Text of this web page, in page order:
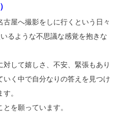
屋へ撮影をしに行くという日々
るような不思議な感覚を抱きな
して嬉しさ、不安、緊張もあり
いく中で自分なりの答えを見つけ
。
を願っています。